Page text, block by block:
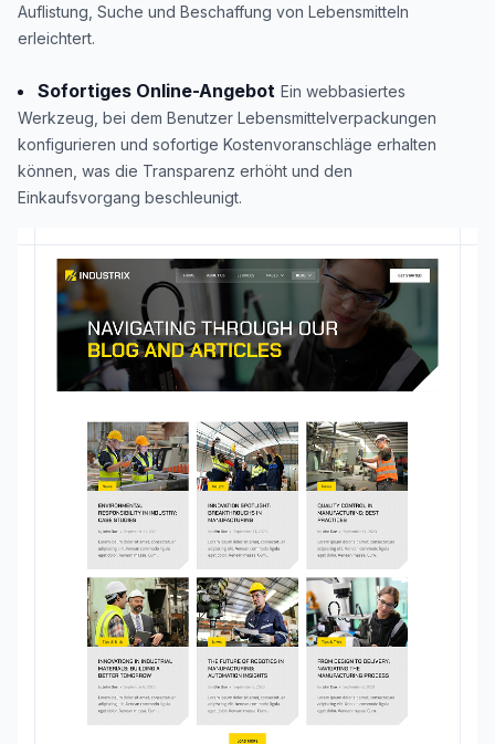
Auflistung, Suche und Beschaffung von Lebensmitteln
erleichtert.
Sofortiges Online-Angebot Ein webbasiertes
Werkzeug, bei dem Benutzer Lebensmittelverpackungen
konfigurieren und sofortige Kostenvoranschläge erhalten
können, was die Transparenz erhöht und den
Einkaufsvorgang beschleunigt.